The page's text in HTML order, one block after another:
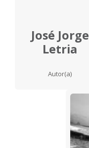
José Jorge
Letria
Autor(a)